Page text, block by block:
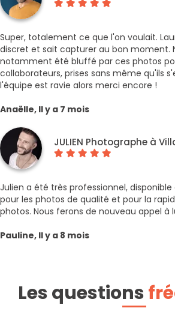
Super, totalement ce que l'on voulait.
discret et sait capturer au bon moment.
notamment été bluffé par ces photos
collaborateurs, prises sans même qu'ils
l'équipe est ravie alors merci encore !
Anaëlle, Il y a 7 mois
JULIEN Photographe à
Julien a été très professionnel,
pour les photos de qualité et pour la
photos. Nous ferons de nouveau appel à
Pauline, Il y a 8 mois
Les questions